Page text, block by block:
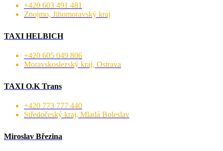
+420 603 491 481
Znojmo, Jihomoravský kraj
TAXI HELBICH
+420 605 049 806
Moravskoslezský kraj, Ostrava
TAXI O.K Trans
+420 773 777 440
Středočeský kraj, Mladá Boleslav
Miroslav Březina